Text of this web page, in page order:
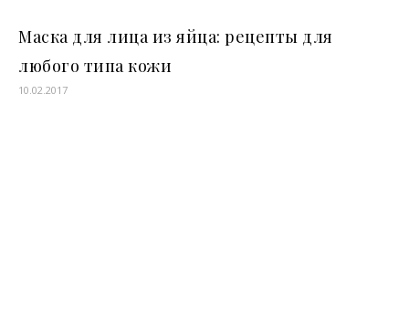
Маска для лица из яйца: рецепты для
любого типа кожи
10.02.2017